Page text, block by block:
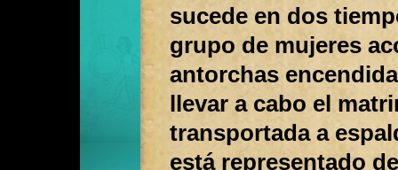
sucede en dos
grupo de mujeres
antorchas
llevar a cabo el
transportada a
está representado